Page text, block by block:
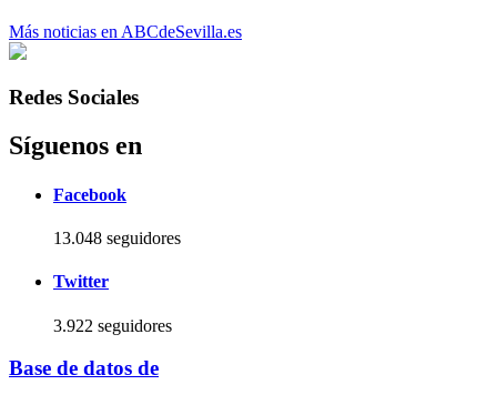
Más noticias en ABCdeSevilla.es
Redes Sociales
Síguenos en
Facebook
13.048 seguidores
Twitter
3.922 seguidores
Base de datos de